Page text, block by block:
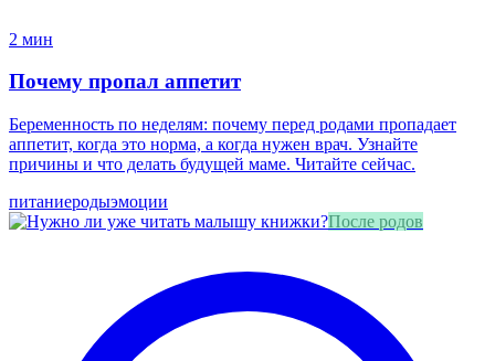
2 мин
Почему пропал аппетит
Беременность по неделям: почему перед родами пропадает
аппетит, когда это норма, а когда нужен врач. Узнайте
причины и что делать будущей маме. Читайте сейчас.
питаниеродыэмоции
После родов